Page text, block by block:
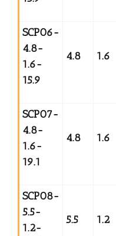
SCP06-
4.8-
1.6-
15.9
4.8 1.6
SCP07-
4.8-
1.6-
19.1
4.8 1.6
SCP08-
5.5-
1.2-
5.5 1.2